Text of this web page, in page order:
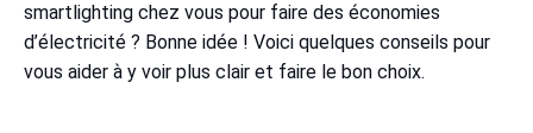
smartlighting chez vous pour faire des économies
d’électricité ? Bonne idée ! Voici quelques conseils pour
vous aider à y voir plus clair et faire le bon choix.